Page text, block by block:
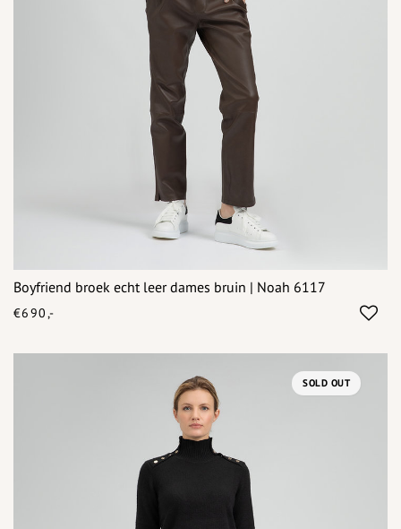
Boyfriend broek echt leer dames bruin | Noah 6117
€690,-
SOLD OUT